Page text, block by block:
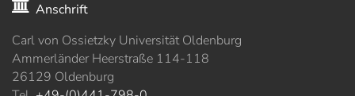
Anschrift
Carl von Ossietzky Universität Oldenburg
Ammerländer Heerstraße 114-118
26129 Oldenburg